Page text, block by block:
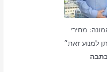
מחירי
למנוע זאת״